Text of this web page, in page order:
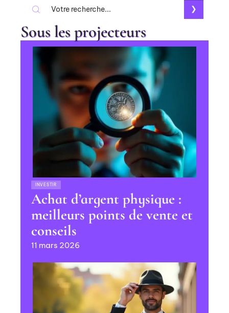
Sous les projecteurs
INVESTIR
Achat d’argent physique :
meilleurs points de vente et
conseils
11 mars 2026